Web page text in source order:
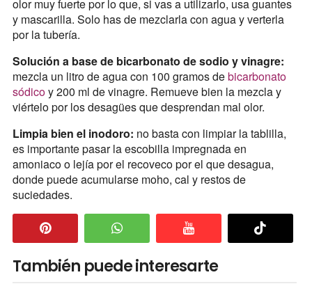
olor muy fuerte por lo que, si vas a utilizarlo, usa guantes
y mascarilla. Solo has de mezclarla con agua y verterla
por la tubería.
Solución a base de bicarbonato de sodio y vinagre:
mezcla un litro de agua con 100 gramos debicarbonato
sódicoy 200 ml de vinagre. Remueve bien la mezcla y
viértelo por los desagües que desprendan mal olor.
Limpia bien el inodoro: no basta con limpiar la tablilla,
es importante pasar la escobilla impregnada en
amoniaco o lejía por el recoveco por el que desagua,
donde puede acumularse moho, cal y restos de
suciedades.
También puede interesarte